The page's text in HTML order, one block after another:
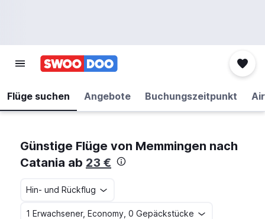
Flüge suchen Angebote Buchungszeitpunkt
Günstige Flüge von Memmingen nach
Catania ab 23 €
Hin- und Rückflug
1 Erwachsener, Economy, 0 Gepäckstücke